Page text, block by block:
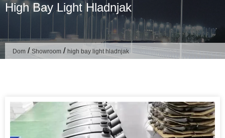
High Bay Light Hladnjak
Dom / Showroom / high bay light hladnjak